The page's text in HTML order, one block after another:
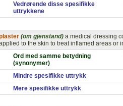
Vedrørende disse spesifikke
uttrykkene
(om gjenstand) a medical dressing
to the skin to treat inflamed areas or
Ord med samme betydning
(synonymer)
Mindre spesifikke uttrykk
Mere spesifikke uttrykk